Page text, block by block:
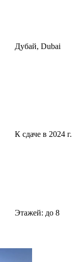
Дубай, Dubai
К сдаче в 2024 г.
Этажей: до 8